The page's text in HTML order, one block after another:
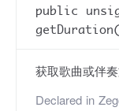
public
获取歌曲或伴奏
Declared in